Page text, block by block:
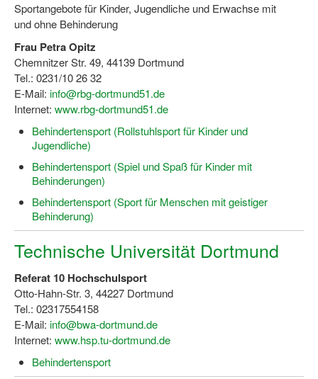
Integration durch Sport
NRW bewegt seine KINDER!
Bewegt zu Hause
Bewegt ÄLTER werden in NRW!
Bewegt GESUND bleiben in NRW!
Aktionen zu "Bewegt Älter werden" / "Bewegt gesund
SSB-Sport
Gymnastik und Entspannung für Frauen
Koronarsport
Seniorensport
Wassergymnastik / Aqua-Step
Reha-Sportangebote in NRW suchen
Sportangebote für Kinder, Jugendliche und Erwachse mit
und ohne Behinderung
Frau Petra Opitz
Chemnitzer Str. 49, 44139 Dortmund
Tel.: 0231/10 26 32
E-Mail: info@rbg-dortmund51.de
Internet: www.rbg-dortmund51.de
Behindertensport (Rollstuhlsport für Kinder und
Jugendliche)
Behindertensport (Spiel und Spaß für Kinder mit
Behinderungen)
Behindertensport (Sport für Menschen mit geistiger
Behinderung)
Technische Universität Dortmund
Referat 10 Hochschulsport
Otto-Hahn-Str. 3, 44227 Dortmund
Tel.: 02317554158
E-Mail: info@bwa-dortmund.de
Internet: www.hsp.tu-dortmund.de
Behindertensport